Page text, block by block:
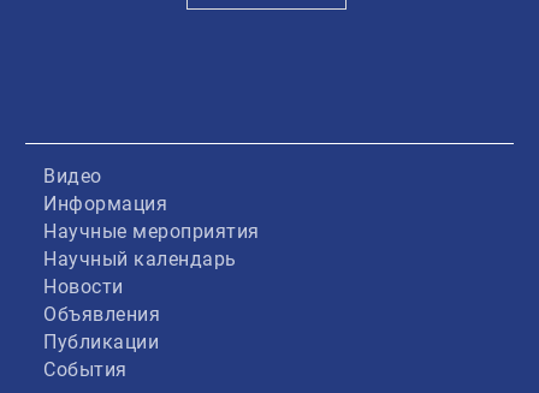
Видео
Информация
Научные мероприятия
Научный календарь
Новости
Объявления
Публикации
События